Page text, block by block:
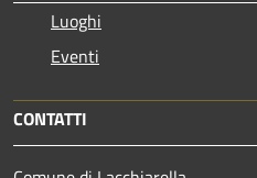
Luoghi
Eventi
CONTATTI